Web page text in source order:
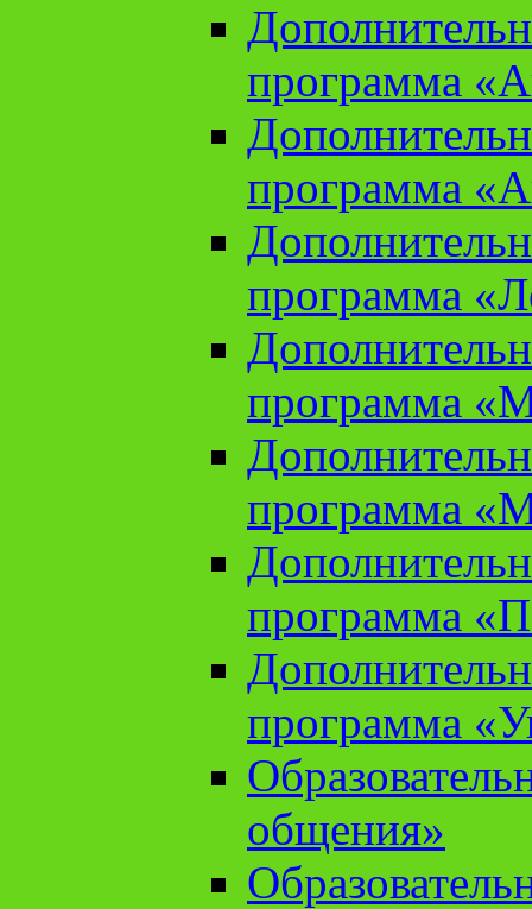
программа
программа
программа
программа
программа
программа
программа
общения»